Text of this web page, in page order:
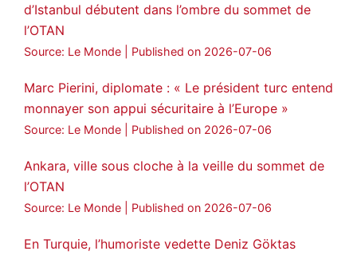
d’Istanbul débutent dans l’ombre du sommet de
l’OTAN
Source: Le Monde Published on 2026-07-06
Marc Pierini, diplomate : « Le président turc entend
monnayer son appui sécuritaire à l’Europe »
Source: Le Monde Published on 2026-07-06
Ankara, ville sous cloche à la veille du sommet de
l’OTAN
Source: Le Monde Published on 2026-07-06
En Turquie, l’humoriste vedette Deniz Göktas